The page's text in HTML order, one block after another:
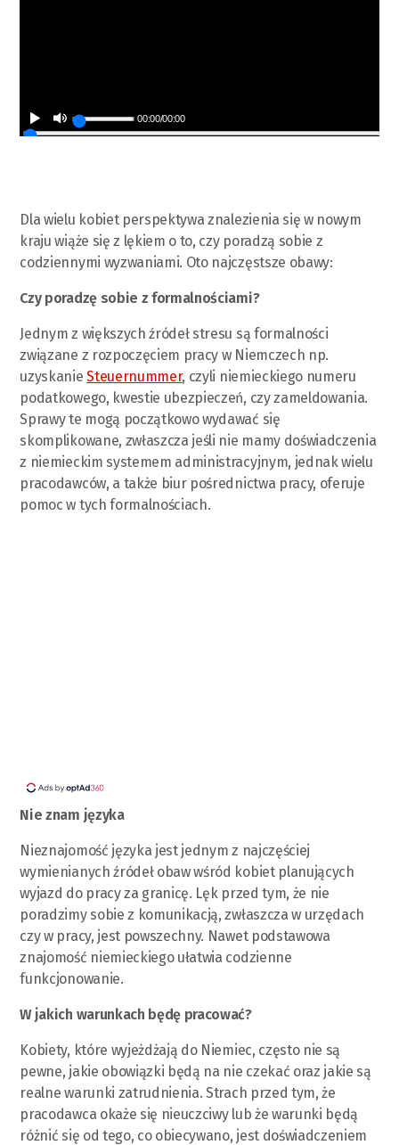
00:00/00:00
Dla wielu kobiet perspektywa znalezienia się w nowym
kraju wiąże się z lękiem o to, czy poradzą sobie z
codziennymi wyzwaniami. Oto najczęstsze obawy:
Czy poradzę sobie z formalnościami?
Jednym z większych źródeł stresu są formalności
związane z rozpoczęciem pracy w Niemczech np.
uzyskanieSteuernummer, czyli niemieckiego numeru
podatkowego, kwestie ubezpieczeń, czy zameldowania.
Sprawy te mogą początkowo wydawać się
skomplikowane, zwłaszcza jeśli nie mamy doświadczenia
z niemieckim systemem administracyjnym, jednak wielu
pracodawców, a także biur pośrednictwa pracy, oferuje
pomoc w tych formalnościach.
Nie znam języka
Nieznajomość języka jest jednym z najczęściej
wymienianych źródeł obaw wśród kobiet planujących
wyjazd do pracy za granicę. Lęk przed tym, że nie
poradzimy sobie z komunikacją, zwłaszcza w urzędach
czy w pracy, jest powszechny. Nawet podstawowa
znajomość niemieckiego ułatwia codzienne
funkcjonowanie.
W jakich warunkach będę pracować?
Kobiety, które wyjeżdżają do Niemiec, często nie są
pewne, jakie obowiązki będą na nie czekać oraz jakie są
realne warunki zatrudnienia. Strach przed tym, że
pracodawca okaże się nieuczciwy lub że warunki będą
różnić się od tego, co obiecywano, jest doświadczeniem